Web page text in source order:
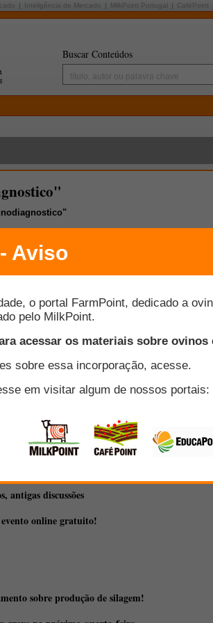
Inteligência de Mercado MilkPoint Portugal CaféPoint
Buscar Conteúdos
Melhor avaliados
35 anos
e Ovinos (Sobral, CE), unidade da Empresa
vinculada ao Ministério da Agricultura, Pecuária e
trabalho em prol do desenvolvimento da
todo o segundo semestre de 2010 serão
antigas discussões
online gratuito!
sobre produção de silagem!